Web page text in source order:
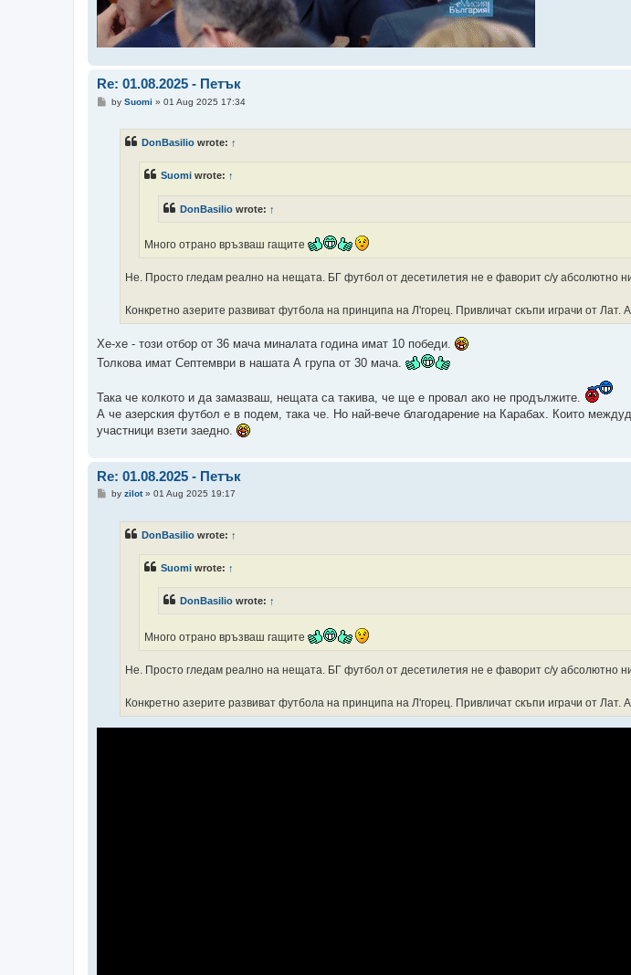
Re: 01.08.2025 - Петък
Pby Suomi » 01 Aug 2025 17:34
DonBasilio wrote: ↑
Suomi wrote: ↑
DonBasilio wrote: ↑
Много отрано връзваш гащите
Не. Просто гледам реално на нещата. БГ футбол от десетилетия не е фаворит с/у абсолютно
Конкретно азерите развиват футбола на принципа на Л'горец. Привличат скъпи играчи от Лат.
Хе-хе - този отбор от 36 мача миналата година имат 10 победи.
Толкова имат Септември в нашата А група от 30 мача.
Така че колкото и да замазваш, нещата са такива, че ще е провал ако не продължите.
А че азерския футбол е в подем, така че. Но най-вече благодарение на Карабах. Които
участници взети заедно.
Re: 01.08.2025 - Петък
Pby zilot» 01 Aug 2025 19:17
DonBasilio wrote: ↑
Suomi wrote: ↑
DonBasilio wrote: ↑
Много отрано връзваш гащите
Не. Просто гледам реално на нещата. БГ футбол от десетилетия не е фаворит с/у абсолютно
Конкретно азерите развиват футбола на принципа на Л'горец. Привличат скъпи играчи от Лат.